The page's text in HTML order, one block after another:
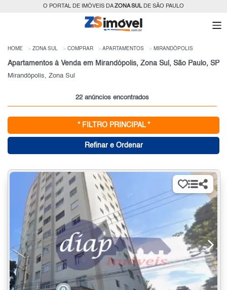
O PORTAL DE IMÓVEIS DAZONA SULDE SÃO PAULO
HOME ZONA SUL COMPRAR APARTAMENTOS MIRANDÓPOLIS
Apartamentos à Venda em Mirandópolis, Zona Sul, São Paulo, SP
Mirandópolis, Zona Sul
22 anúncios encontrados
* FILTRO PRINCIPAL *
Refinar e Ordenar